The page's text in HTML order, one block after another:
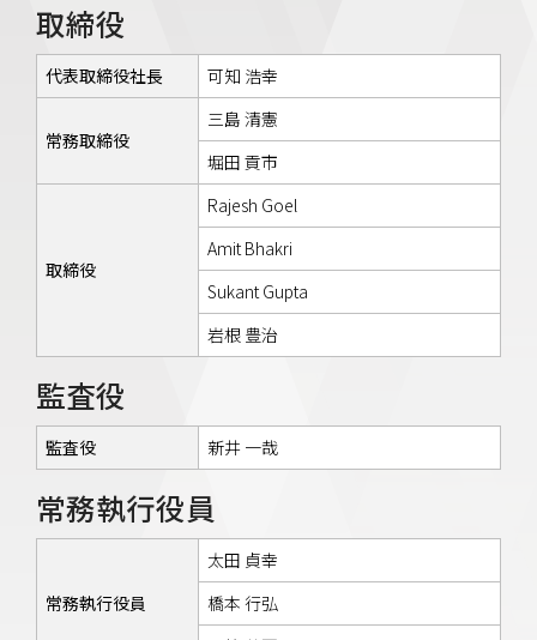
取締役
代表取締役社長 可知 浩幸
常務取締役
三島 清憲
堀田 貢市
取締役
Rajesh Goel
Amit Bhakri
Sukant Gupta
岩根 豊治
監査役
監査役 新井 一哉
常務執行役員
常務執行役員
太田 貞幸
橋本 行弘